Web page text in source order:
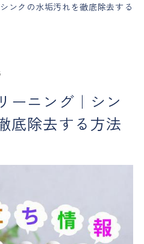
ンクの水垢汚れを徹底除去する
ーニング｜シン
底除去する方法